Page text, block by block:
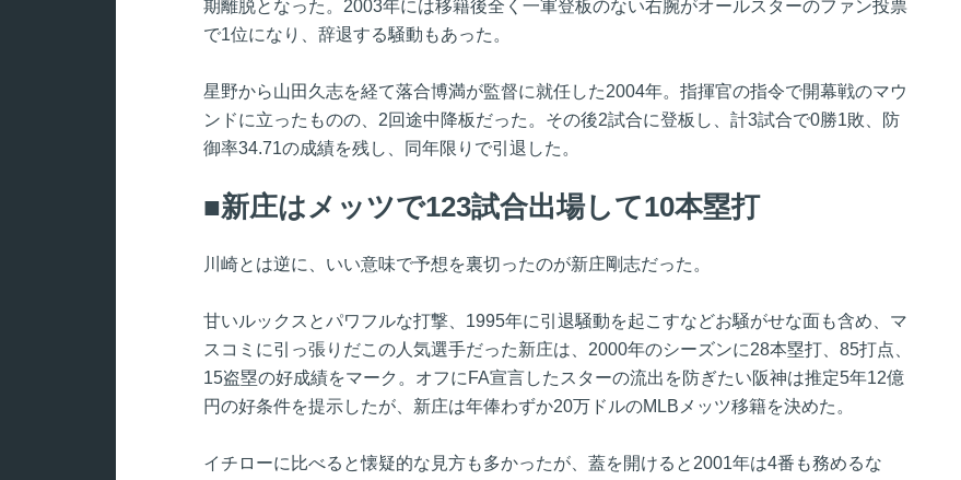
期離脱となった。2003年には移籍後全く一軍登板のない右腕がオールスターのファン投票
で1位になり、辞退する騒動もあった。
星野から山田久志を経て落合博満が監督に就任した2004年。指揮官の指令で開幕戦のマウ
ンドに立ったものの、2回途中降板だった。その後2試合に登板し、計3試合で0勝1敗、防
御率34.71の成績を残し、同年限りで引退した。
新庄はメッツで123試合出場して10本塁打
川崎とは逆に、いい意味で予想を裏切ったのが新庄剛志だった。
甘いルックスとパワフルな打撃、1995年に引退騒動を起こすなどお騒がせな面も含め、マ
スコミに引っ張りだこの人気選手だった新庄は、2000年のシーズンに28本塁打、85打点、
15盗塁の好成績をマーク。オフにFA宣言したスターの流出を防ぎたい阪神は推定5年12億
円の好条件を提示したが、新庄は年俸わずか20万ドルのMLBメッツ移籍を決めた。
イチローに比べると懐疑的な見方も多かったが、蓋を開けると2001年は4番も務めるな